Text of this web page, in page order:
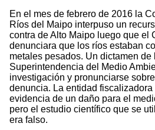
En el mes de febrero de 2016 la
Ríos del Maipo interpuso un
contra de Alto Maipo luego que el
denunciara que los ríos estaban
metales pesados. Un dictamen de
Superintendencia del Medio
investigación y pronunciarse
denuncia. La entidad
evidencia de un daño para el
pero el estudio científico que se
era falso.